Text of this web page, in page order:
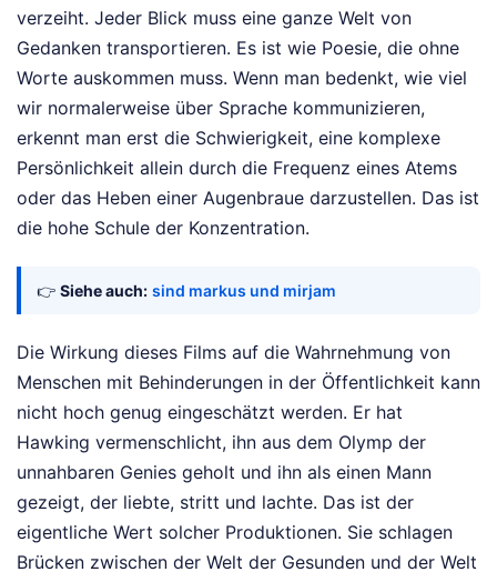
verzeiht. Jeder Blick muss eine ganze Welt von
Gedanken transportieren. Es ist wie Poesie, die ohne
Worte auskommen muss. Wenn man bedenkt, wie viel
wir normalerweise über Sprache kommunizieren,
erkennt man erst die Schwierigkeit, eine komplexe
Persönlichkeit allein durch die Frequenz eines Atems
oder das Heben einer Augenbraue darzustellen. Das ist
die hohe Schule der Konzentration.
👉 Siehe auch: sind markus und mirjam
Die Wirkung dieses Films auf die Wahrnehmung von
Menschen mit Behinderungen in der Öffentlichkeit kann
nicht hoch genug eingeschätzt werden. Er hat
Hawking vermenschlicht, ihn aus dem Olymp der
unnahbaren Genies geholt und ihn als einen Mann
gezeigt, der liebte, stritt und lachte. Das ist der
eigentliche Wert solcher Produktionen. Sie schlagen
Brücken zwischen der Welt der Gesunden und der Welt